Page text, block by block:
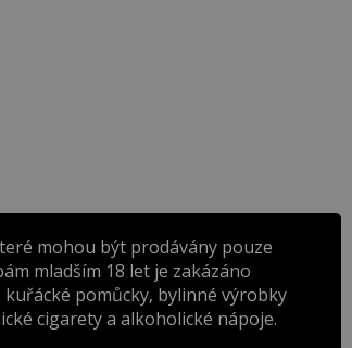
mohou být prodávány pouze
mladším 18 let je zakázáno
pomůcky, bylinné výrobky
cigarety a alkoholické nápoje.